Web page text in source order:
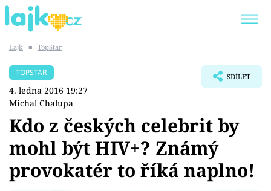
SHOPAHOLICADEL
Témata
Showbyznys
Lajk ■ TopStar
TOPSTAR
4. ledna 2016 19:27
Michal Chalupa
SDÍLET
Kdo z českých celebrit by
mohl být HIV+? Známý
provokatér to říká naplno!